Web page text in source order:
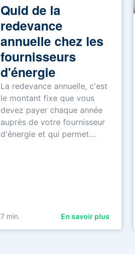
Quid de la
redevance
annuelle chez les
fournisseurs
d'énergie
La redevance annuelle, c'est
le montant fixe que vous
devez payer chaque année
auprès de votre fournisseur
d'énergie et qui permet…
7 min. En savoir plus